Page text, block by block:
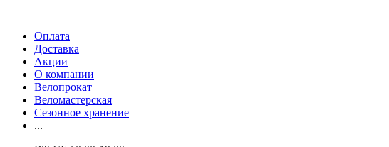
Оплата
Доставка
Акции
О компании
Велопрокат
Веломастерская
Сезонное хранение
...